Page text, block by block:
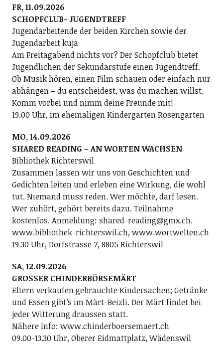
FR, 11.09.2026
SCHOPFCLUB- JUGENDTREFF
Jugendarbeitende der beiden Kirchen sowie der
Jugendarbeit kuja
Am Freitagabend nichts vor? Der Schopfclub bietet
Jugendlichen der Sekundarstufe einen Jugendtreff.
Ob Musik hören, einen Film schauen oder einfach nur
abhängen – du entscheidest, was du machen willst.
Komm vorbei und nimm deine Freunde mit!
19.00 Uhr, im ehemaligen Kindergarten Rosengarten
MO, 14.09.2026
SHARED READING – AN WORTEN WACHSEN
Bibliothek Richterswil
Zusammen lassen wir uns von Geschichten und
Gedichten leiten und erleben eine Wirkung, die wohl
tut. Niemand muss reden. Wer möchte, darf lesen.
Wer zuhört, gehört bereits dazu. Teilnahme
kostenlos. Anmeldung: shared-reading@gmx.ch.
www.bibliothek-richterswil.ch, www.wortwelten.ch
19.30 Uhr, Dorfstrasse 7, 8805 Richterswil
SA, 12.09.2026
GROSSER CHINDERBÖRSEMÄRT
Eltern verkaufen gebrauchte Kindersachen; Getränke
und Essen gibt’s im Märt-Beizli. Der Märt findet bei
jeder Witterung draussen statt.
Nähere Info: www.chinderboersemaert.ch
09.00-13.30 Uhr, Oberer Eidmattplatz, Wädenswil